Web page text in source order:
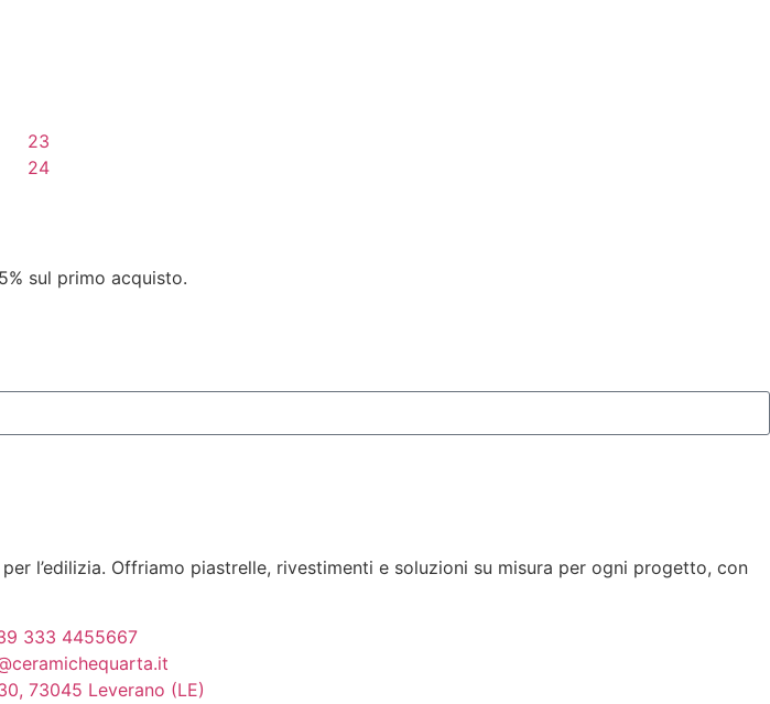
60,00
al Carrello
60,00
sul primo acquisto.
l’edilizia. Offriamo piastrelle, rivestimenti e soluzioni su misura per ogni progetto, con
333 4455667
73045 Leverano (LE)